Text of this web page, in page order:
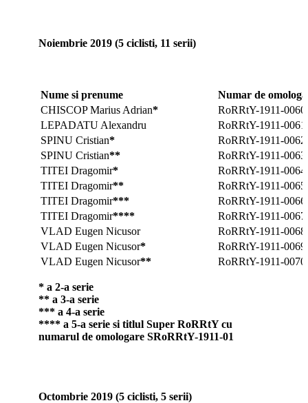
Noiembrie 2019 (5 ciclisti, 11 serii)
Nume si prenume
Numar de
CHISCOP Marius Adrian*
RoRRtY-1911-0060
LEPADATU Alexandru
RoRRtY-1911-0061
SPINU Cristian*
RoRRtY-1911-0062
SPINU Cristian**
RoRRtY-1911-0063
TITEI Dragomir*
RoRRtY-1911-0064
TITEI Dragomir**
RoRRtY-1911-0065
TITEI Dragomir***
RoRRtY-1911-0066
TITEI Dragomir****
RoRRtY-1911-0067
VLAD Eugen Nicusor
RoRRtY-1911-0068
VLAD Eugen Nicusor*
RoRRtY-1911-0069
VLAD Eugen Nicusor** RoRRtY-1911-0070
* a 2-a serie
** a 3-a serie
*** a 4-a serie
**** a 5-a serie si titlul Super RoRRtY cu
numarul de omologare SRoRRtY-1911-01
Octombrie 2019 (5 ciclisti, 5 serii)